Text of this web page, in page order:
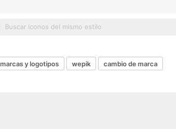
marcas y logotipos wepik cambio de marca